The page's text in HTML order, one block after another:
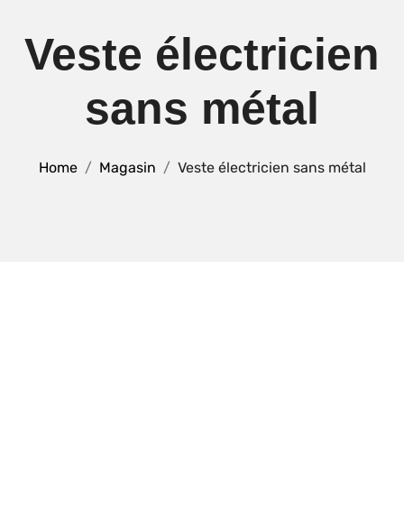
Veste électricien
sans métal
Home Magasin Veste électricien sans métal